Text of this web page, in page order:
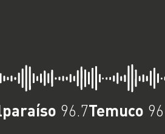
96.7Temuco